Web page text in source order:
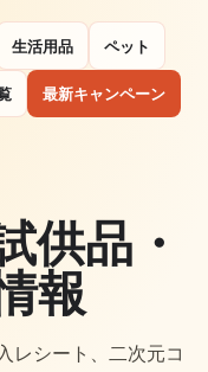
生活用品 ペット
最新キャンペーン
供品・
報
レシート、二次元コ